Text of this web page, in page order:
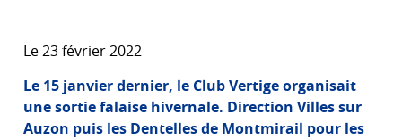
Le 23 février 2022
Le 15 janvier dernier, le Club Vertige organisait
une sortie falaise hivernale. Direction Villes sur
Auzon puis les Dentelles de Montmirail pour les